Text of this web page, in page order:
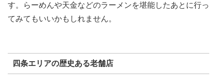
す。らーめんや天金などのラーメンを堪能したあとに行っ
てみてもいいかもしれません。
四条エリアの歴史ある老舗店